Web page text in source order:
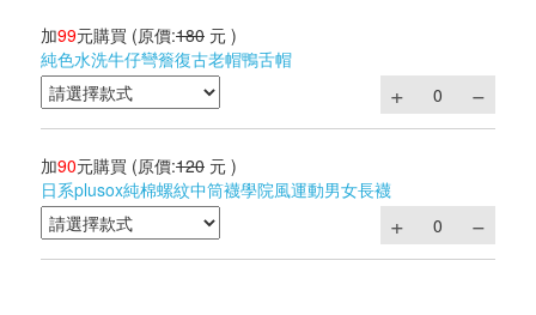
加99元購買 (原價:180 元 )
純色水洗牛仔彎簷復古老帽鴨舌帽
加90元購買 (原價:120 元 )
日系plusox純棉螺紋中筒襪學院風運動男女長襪